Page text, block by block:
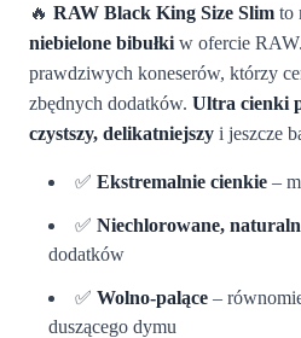
🔥 RAW Black King Size Slim to
niebielone bibułki w ofercie
prawdziwych koneserów, którzy
zbędnych dodatków. Ultra cienki
czystszy, delikatniejszy i jeszcze
✅ Ekstremalnie cienkie –
✅ Niechlorowane,
dodatków
✅ Wolno-palące –
duszącego dymu